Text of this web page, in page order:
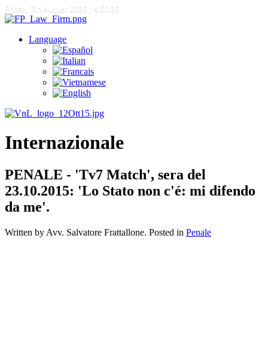
Friday, 7th August 2026 | 4:50:26
Language
Internazionale
PENALE - 'Tv7 Match', sera del
23.10.2015: 'Lo Stato non c'é: mi difendo
da me'.
Written by Avv. Salvatore Frattallone. Posted in Penale